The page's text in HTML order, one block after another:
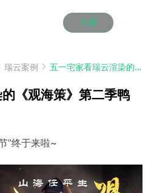
注册
瑞云案例 五一宅家看瑞云渲染的《观海策》第二季鸭
《观海策》第二季鸭
”终于来啦~